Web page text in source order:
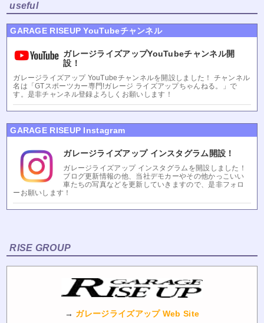
useful
GARAGE RISEUP YouTubeチャンネル
ガレージライズアップYouTubeチャンネル開
設！
ガレージライズアップ YouTubeチャンネルを開設しました！ チャンネル
名は「GTスポーツカー専門!ガレージ ライズアップちゃんねる。」で
す。是非チャンネル登録よろしくお願いします！
GARAGE RISEUP Instagram
ガレージライズアップ インスタグラム開設！
ガレージライズアップ インスタグラムを開設しました！
ブログ更新情報の他、当社デモカーやその他かっこいい
車たちの写真などを更新していきますので、是非フォロ
ーお願いします！
RISE GROUP
→ ガレージライズアップ Web Site